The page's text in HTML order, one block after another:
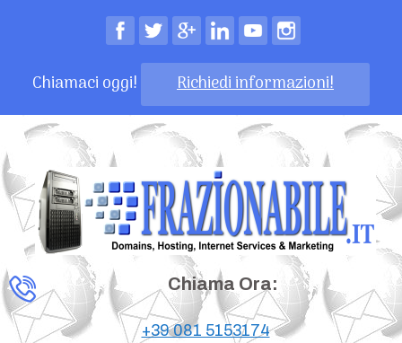
Chiamaci oggi! Richiedi informazioni!
Chiama Ora:
+39 081 5153174